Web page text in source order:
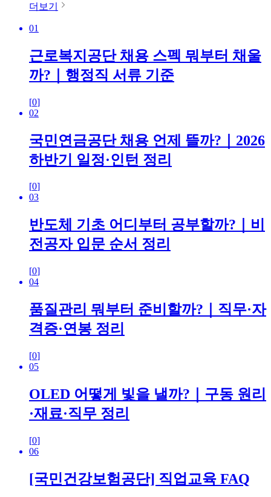
더보기
01
근로복지공단 채용 스펙 뭐부터 채울
까?｜행정직 서류 기준
[0]
02
국민연금공단 채용 언제 뜰까?｜2026
하반기 일정·인턴 정리
[0]
03
반도체 기초 어디부터 공부할까?｜비
전공자 입문 순서 정리
[0]
04
품질관리 뭐부터 준비할까?｜직무·자
격증·연봉 정리
[0]
05
OLED 어떻게 빛을 낼까?｜구동 원리
·재료·직무 정리
[0]
06
[국민건강보험공단] 직업교육 FAQ